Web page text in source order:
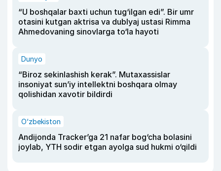
“U boshqalar baxti uchun tug‘ilgan edi”. Bir umr
otasini kutgan aktrisa va dublyaj ustasi Rimma
Ahmedovaning sinovlarga to‘la hayoti
Dunyo
“Biroz sekinlashish kerak”. Mutaxassislar
insoniyat sun’iy intellektni boshqara olmay
qolishidan xavotir bildirdi
O‘zbekiston
Andijonda Tracker’ga 21 nafar bog‘cha bolasini
joylab, YTH sodir etgan ayolga sud hukmi o‘qildi